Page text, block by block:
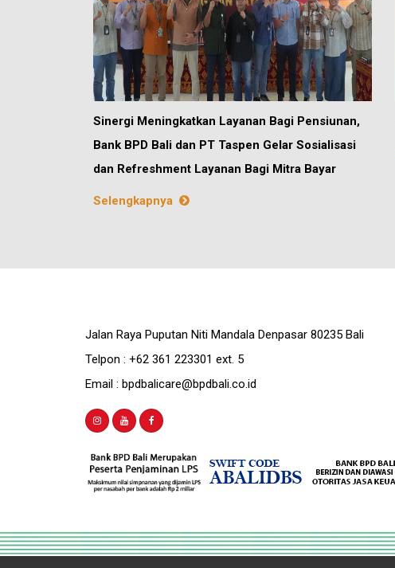
Sinergi Meningkatkan Layanan Bagi Pensiunan,
Bank BPD Bali dan PT Taspen Gelar Sosialisasi
dan Refreshment Layanan Bagi Mitra Bayar
Selengkapnya
Jalan Raya Puputan Niti Mandala Denpasar 80235 Bali
Telpon : +62 361 223301 ext. 5
Email : bpdbalicare@bpdbali.co.id